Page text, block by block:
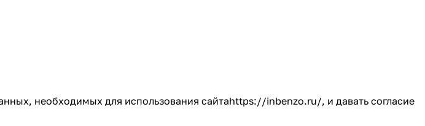
необходимых для использования сайтаhttps://inbenzo.ru/, и давать согласие